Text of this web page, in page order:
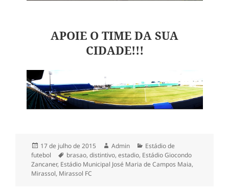
APOIE O TIME DA SUA
CIDADE!!!
Publicado
em
17 de julho de 2015 Autor
Admin Categorias
Estádio de
futebol
Tags
brasao,distintivo,estadio, Estádio Giocondo
Zancaner, Estádio Municipal José Maria de Campos Maia,
Mirassol, Mirassol FC